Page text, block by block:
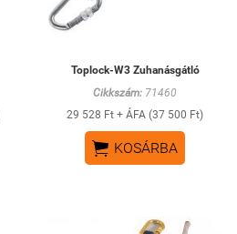
Toplock-W3 Zuhanásgátló
Cikkszám: 71460
29 528 Ft + ÁFA (37 500 Ft)
 KOSÁRBA